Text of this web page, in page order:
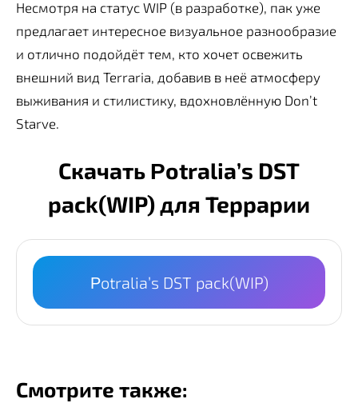
Несмотря на статус WIP (в разработке), пак уже
предлагает интересное визуальное разнообразие
и отлично подойдёт тем, кто хочет освежить
внешний вид Terraria, добавив в неё атмосферу
выживания и стилистику, вдохновлённую Don’t
Starve.
Скачать Ρotralia’s DST
pack(WIP) для Террарии
Ρotralia’s DST pack(WIP)
Смотрите также: